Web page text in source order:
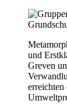
und
Greven